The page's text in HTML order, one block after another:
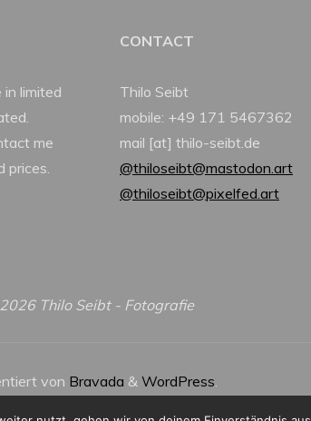
limited
me
prices.
CONTACT
Thilo Seibt
mobile: +49 171 5467362
mail [at] thilo-seibt.de
@thiloseibt@mastodon.art
@thiloseibt@pixelfed.art
Thilo Seibt - Fotografie
von Bravada & WordPress.